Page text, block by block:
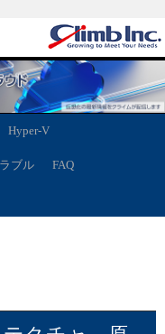
Hyper-V
ブル FAQ